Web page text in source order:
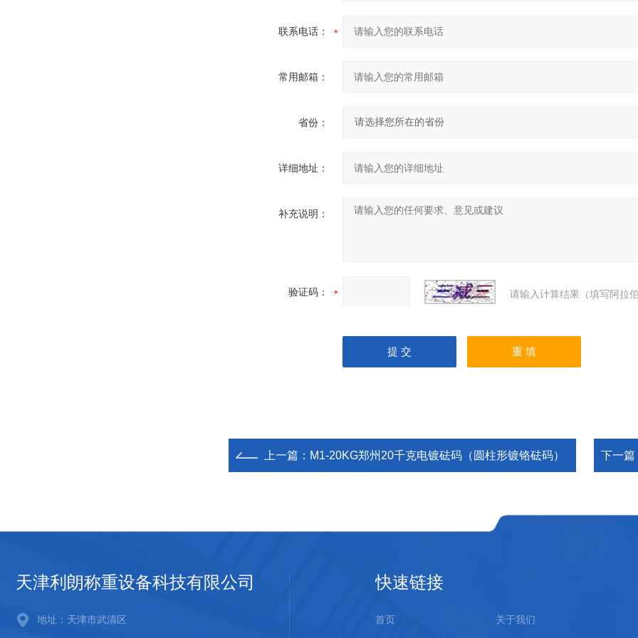
联系电话：
常用邮箱：
省份：
详细地址：
补充说明：
验证码： 请输入计算结果（填写阿拉
上一篇： M1-20KG郑州20千克电镀砝码（圆柱形镀铬砝码） 下一篇
天津利朗称重设备科技有限公司
地址：天津市武清区
快速链接
首页 关于我们